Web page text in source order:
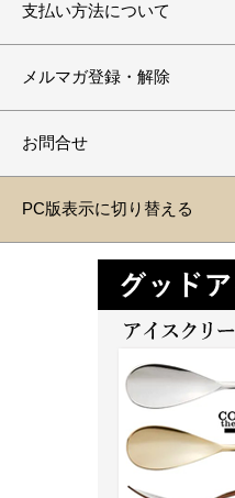
支払い方法について
メルマガ登録・解除
お問合せ
PC版表示に切り替える